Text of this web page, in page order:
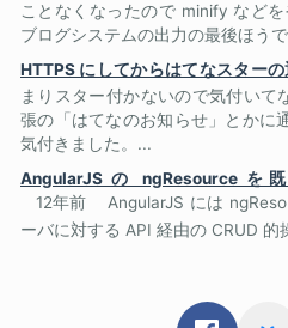
ことなくなったので minify など
ブログシステムの出力の最後ほう
HTTPS にしてからはてなスター
まりスター付かないので気付いて
張の「はてなのお知らせ」とかに
気付きました。...
AngularJS の ngResource を
12年前
AngularJS には
ーバに対する API 経由の CRUD